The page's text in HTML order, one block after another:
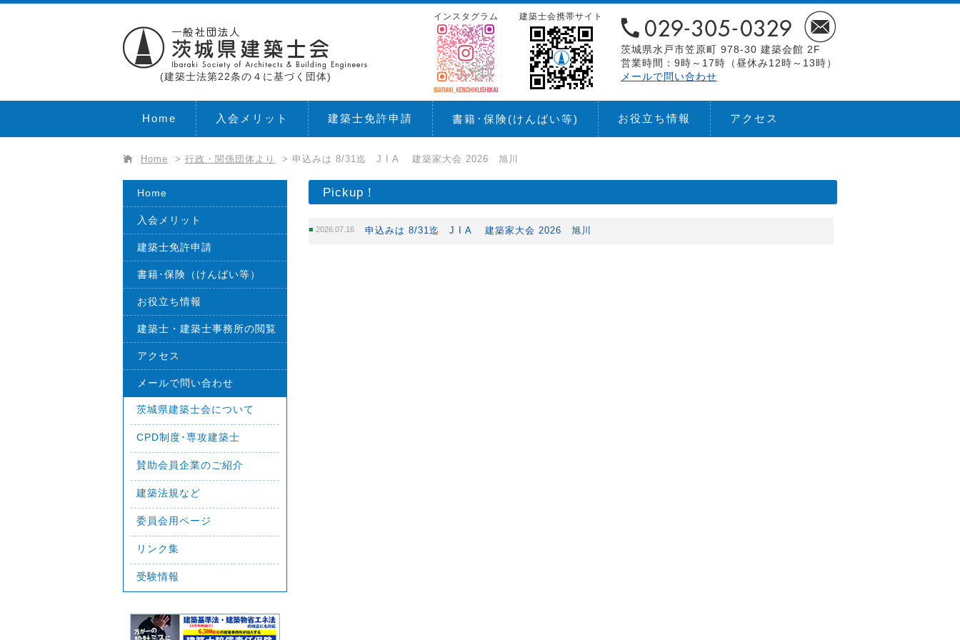
(建築士法第22条の４に基づく団体)
茨城県水戸市笠原町 978-30 建築会館 2F
営業時間：9時～17時（昼休み12時～13時）
メールで問い合わせ
建築士会携帯サイト
インスタグラム
Home 入会メリット 建築士免許申請 書籍･保険(けんばい等) お役立ち情報 アクセス
Home > 行政・関係団体より > 申込みは 8/31迄 J I A 建築家大会 2026 旭川
Pickup！
2026.07.16 申込みは 8/31迄 J I A 建築家大会 2026 旭川
Home
入会メリット
建築士免許申請
書籍･保険（けんばい等）
お役立ち情報
建築士・建築士事務所の閲覧
アクセス
メールで問い合わせ
茨城県建築士会について
CPD制度･専攻建築士
賛助会員企業のご紹介
建築法規など
委員会用ページ
リンク集
受験情報